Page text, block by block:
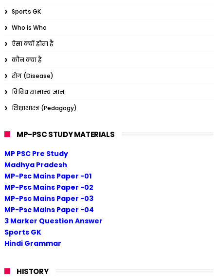
Sports GK
Who is Who
ऐसा क्यों होता है
कौन क्या है
रोग (Disease)
विविध सामान्य ज्ञान
शिक्षाशास्त्र (Pedagogy)
MP-PSC STUDY MATERIALS
MP PSC Pre Study
Madhya Pradesh
MP-Psc Mains Paper -01
MP-Psc Mains Paper -02
MP-Psc Mains Paper -03
MP-Psc Mains Paper -04
3 Marker Question Answer
Sports GK
Hindi Grammar
HISTORY